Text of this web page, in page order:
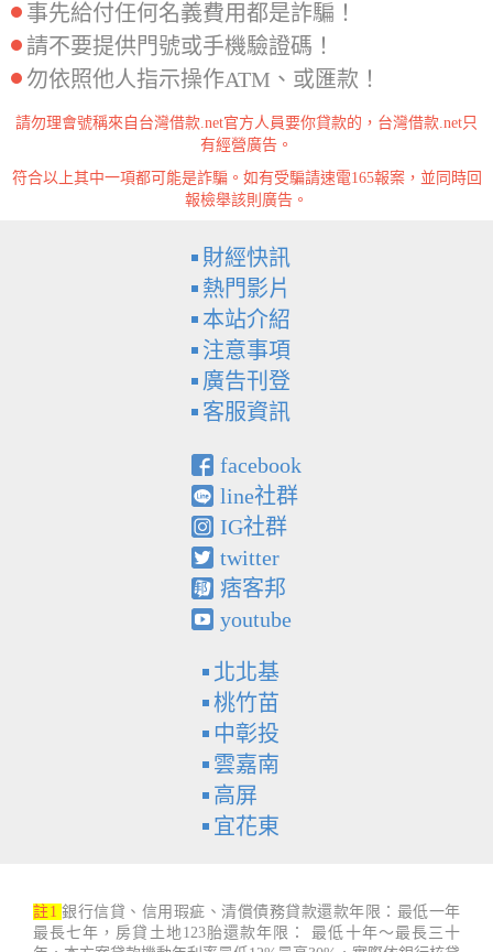
事先給付任何名義費用都是詐騙！
請不要提供門號或手機驗證碼！
勿依照他人指示操作ATM、或匯款！
請勿理會號稱來自台灣借款.net官方人員要你貸款的，台灣借款.net只
有經營廣告。
符合以上其中一項都可能是詐騙。如有受騙請速電165報案，並同時回
報檢舉該則廣告。
財經快訊
熱門影片
本站介紹
注意事項
廣告刊登
客服資訊
facebook
line社群
IG社群
twitter
痞客邦
youtube
北北基
桃竹苗
中彰投
雲嘉南
高屏
宜花東
註1 銀行信貸、信用瑕疵、清償債務貸款還款年限：最低一年
最長七年，房貸土地123胎還款年限： 最低十年～最長三十